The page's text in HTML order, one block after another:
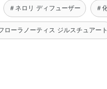
＃ネロリ ディフューザー ＃
ローラノーティス ジルスチュアート